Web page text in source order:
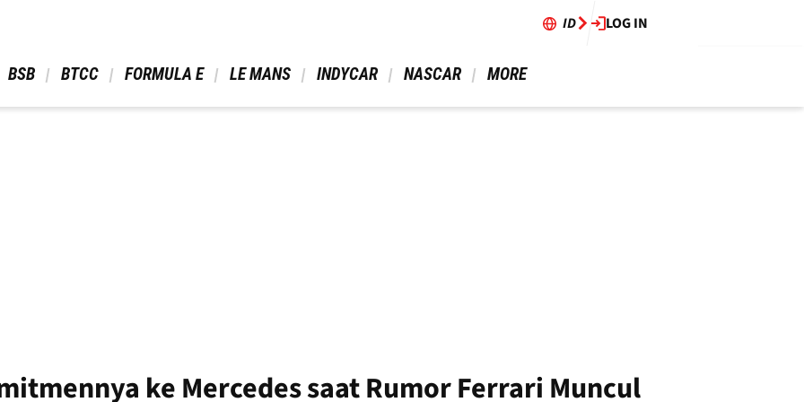
ID LOG IN
BSB BTCC FORMULA E LE MANS INDYCAR NASCAR MORE
ke Mercedes saat Rumor Ferrari Muncul